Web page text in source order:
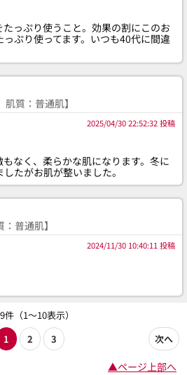
っぷり使うこと。効果の割にこのお
ぷり使ってます。いつも40代に間違
質：普通肌】
2025/04/30 22:52:32 投稿
なく、柔らかな肌になります。冬に
たがお肌が整いました。
普通肌】
2024/11/30 10:40:11 投稿
件（1～10表示）
1 2 3 次へ
▲ページ上部へ